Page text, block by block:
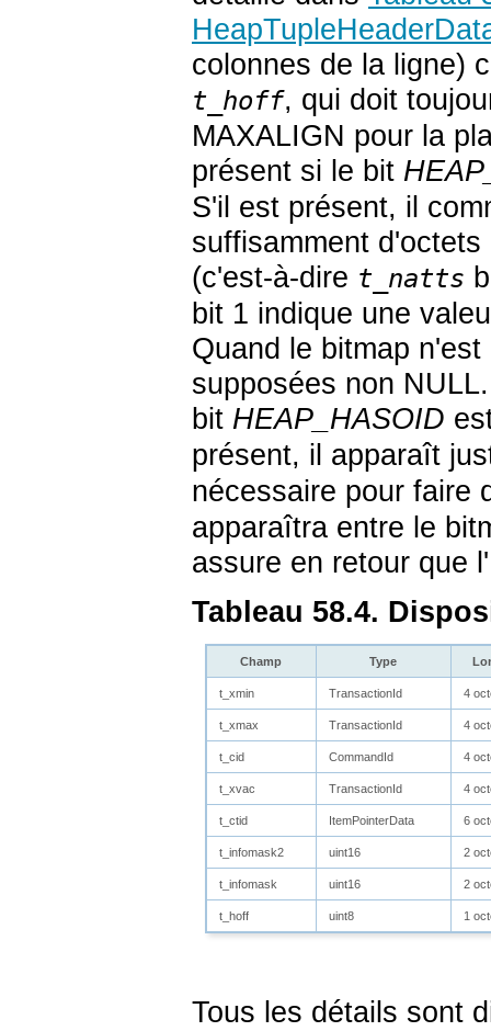
colonnes de la ligne)
t_hoff, qui doit
MAXALIGN pour la
présent si le bit
S'il est présent, il
suffisamment
(c'est-à-dire t_natts
bit 1 indique une
Quand le bitmap
supposées non
bit HEAP_HASOID
présent, il apparaît
nécessaire pour faire
apparaîtra entre le
assure en retour que
Tableau 58.4.
Champ Type
t_xmin TransactionId 4
t_xmax TransactionId 4
t_cid CommandId 4
t_xvac TransactionId 4
t_ctid ItemPointerData 6
t_infomask2 uint16 2
t_infomask uint16 2
t_hoff uint8 1
Tous les détails sont